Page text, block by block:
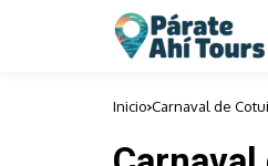
Inicio Carnaval de Cotuí